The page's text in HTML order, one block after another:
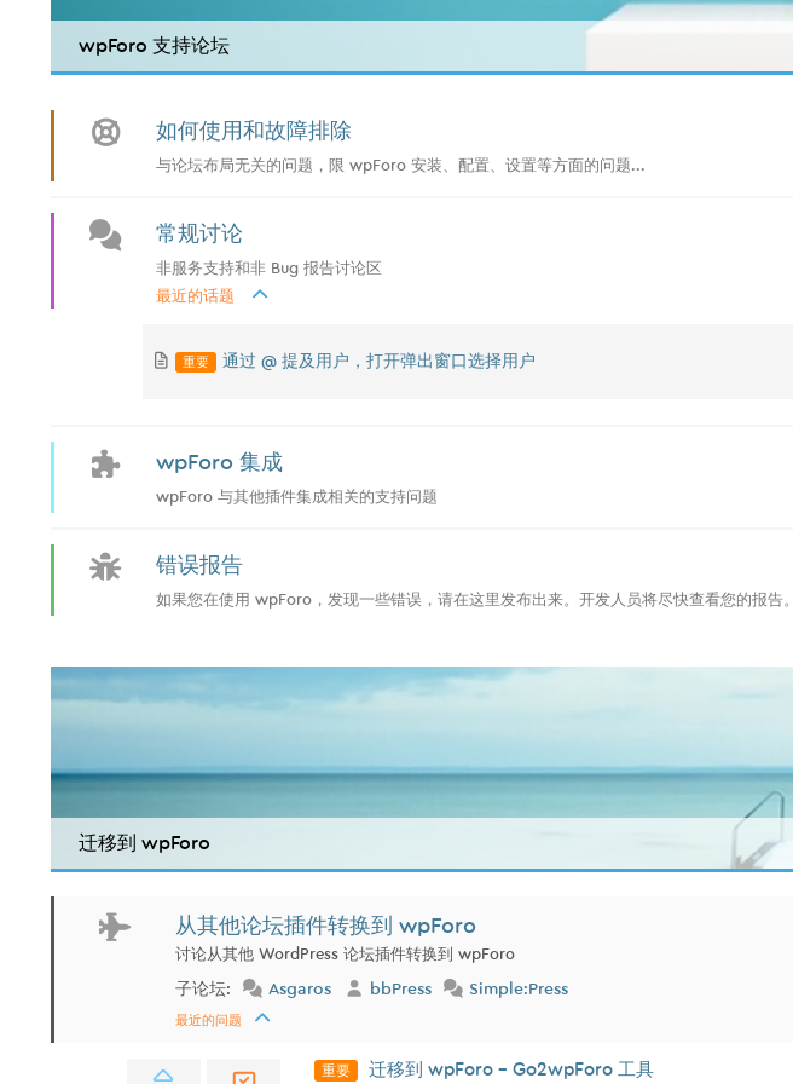
wpForo 支持论坛
如何使用和故障排除
与论坛布局无关的问题，限 wpForo 安装、配置、设置等方面的问题...
常规讨论
非服务支持和非 Bug 报告讨论区
最近的话题
重要 通过 @ 提及用户，打开弹出窗口选择用户
wpForo 集成
wpForo 与其他插件集成相关的支持问题
错误报告
如果您在使用 wpForo，发现一些错误，请在这里发布出来。开发人员将尽快查看您的报告。
迁移到 wpForo
从其他论坛插件转换到 wpForo
讨论从其他 WordPress 论坛插件转换到 wpForo
子论坛: Asgaros bbPress Simple:Press
最近的问题
重要 迁移到 wpForo - Go2wpForo 工具